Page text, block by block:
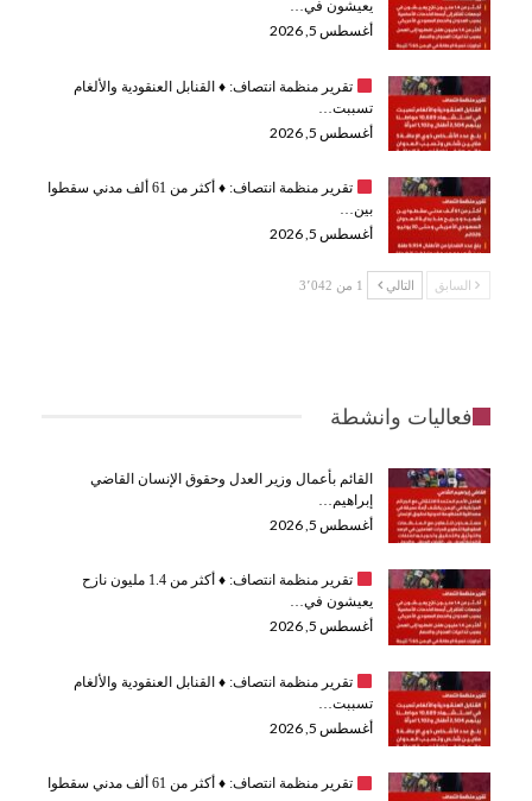
يعيشون في…
أغسطس 5, 2026
تقرير منظمة انتصاف: ♦️القنابل العنقودية والألغام
تسببت…
أغسطس 5, 2026
تقرير منظمة انتصاف: ♦️
أكثر من 61 ألف مدني سقطوا
بين…
أغسطس 5, 2026
السابق التالي 1 من 3٬042
فعاليات وانشطة
القائم بأعمال وزير العدل وحقوق الإنسان القاضي
إبراهيم…
أغسطس 5, 2026
تقرير منظمة انتصاف: ♦️
أكثر من 1.4 مليون نازح
يعيشون في…
أغسطس 5, 2026
تقرير منظمة انتصاف: ♦️القنابل العنقودية والألغام
تسببت…
أغسطس 5, 2026
تقرير منظمة انتصاف: ♦️
أكثر من 61 ألف مدني سقطوا